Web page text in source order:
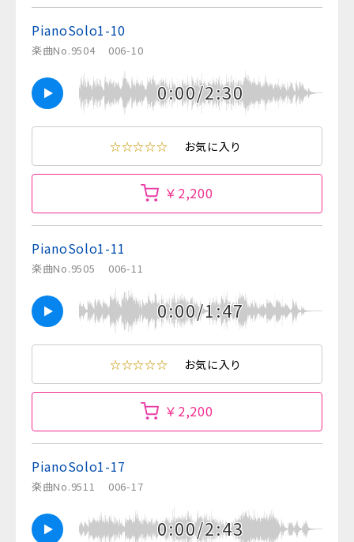
PianoSolo1-10
楽曲No.9504 006-10
0:00/2:30
☆☆☆☆☆ お気に入り
￥2,200
PianoSolo1-11
楽曲No.9505 006-11
0:00/1:47
☆☆☆☆☆ お気に入り
￥2,200
PianoSolo1-17
楽曲No.9511 006-17
0:00/2:43